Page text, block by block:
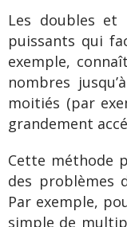
Les doubles et
puissants qui
exemple,
nombres
moitiés (par
grandement
Cette méthode
des problèmes
Par exemple,
simple de